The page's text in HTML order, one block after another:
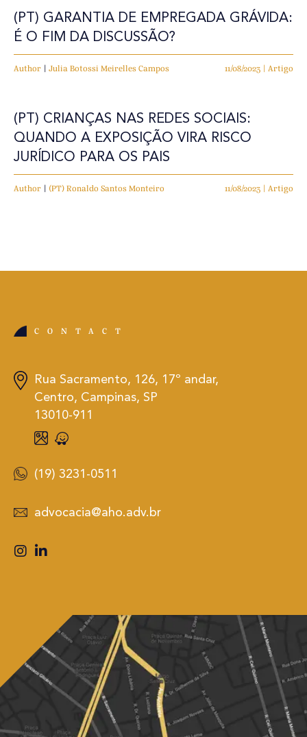
(PT) GARANTIA DE EMPREGADA GRÁVIDA:
É O FIM DA DISCUSSÃO?
Author | Julia Botossi Meirelles Campos 11/08/2023 | Artigo
(PT) CRIANÇAS NAS REDES SOCIAIS:
QUANDO A EXPOSIÇÃO VIRA RISCO
JURÍDICO PARA OS PAIS
Author | (PT) Ronaldo Santos Monteiro 11/08/2023 | Artigo
CONTACT
Rua Sacramento, 126, 17º andar,
Centro, Campinas, SP
13010-911
(19) 3231-0511
advocacia@aho.adv.br